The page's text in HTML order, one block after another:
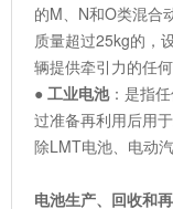
的M、N和O类混合
质量超过25kg的，
辆提供牵引力的任何
● 工业电池：是指
过准备再利用后用
除LMT电池、电动
电池生产、回收和